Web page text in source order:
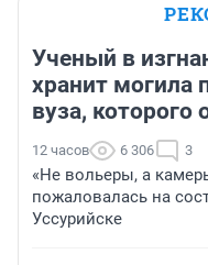
Ученый в
хранит могила
вуза,
12 часов 6 306 3
«Не вольеры, а
пожаловалась на
Уссурийске